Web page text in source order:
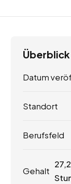
Überblick
Datum
Standort
Berufsfeld
Gehalt